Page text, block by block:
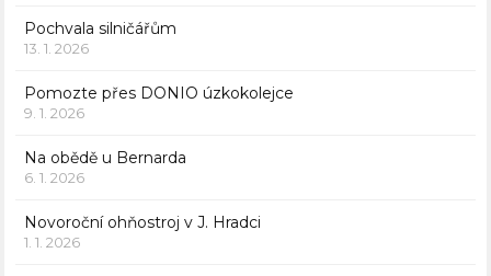
Pochvala silničářům
13. 1. 2026
Pomozte přes DONIO úzkokolejce
9. 1. 2026
Na obědě u Bernarda
6. 1. 2026
Novoroční ohňostroj v J. Hradci
1. 1. 2026